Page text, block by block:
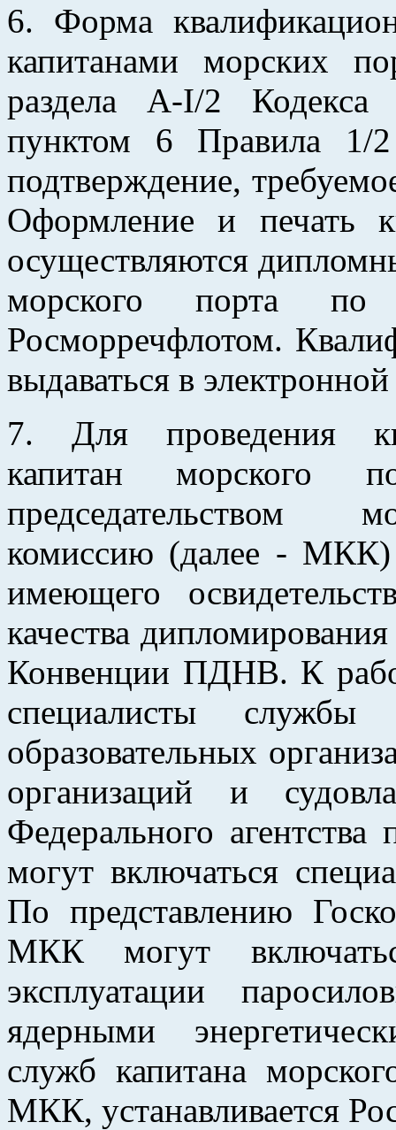
6. Форма
капитанами морских
раздела A-I/2
пунктом 6 Правила 1/
подтверждение,
Оформление и печать
осуществляются
морского порта по
Росморречфлотом.
выдаваться в
7. Для проведения
капитан морского
председательством
комиссию (далее - МКК)
имеющего
качества
Конвенции ПДНВ. К
специалисты службы
образовательных
организаций и
Федерального
могут включаться
По представлению
МКК могут
эксплуатации
ядерными
служб капитана
МКК, устанавливается